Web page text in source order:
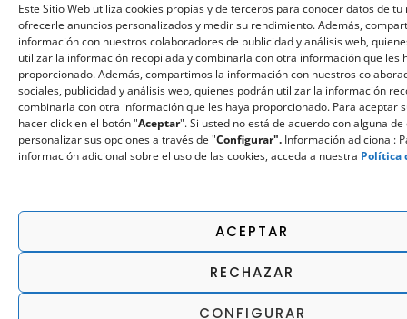
Este Sitio Web utiliza cookies propias y de terceros para conocer datos de tu
ofrecerle anuncios personalizados y medir su rendimiento. Además,
información con nuestros colaboradores de publicidad y análisis web,
utilizar la información recopilada y combinarla con otra información que les
proporcionado. Además, compartimos la información con nuestros
sociales, publicidad y análisis web, quienes podrán utilizar la información
combinarla con otra información que les haya proporcionado. Para aceptar
hacer click en el botón "Aceptar". Si usted no está de acuerdo con alguna
personalizar sus opciones a través de "Configurar". Información adicional:
información adicional sobre el uso de las cookies, acceda a nuestra Política
ACEPTAR
RECHAZAR
CONFIGURAR